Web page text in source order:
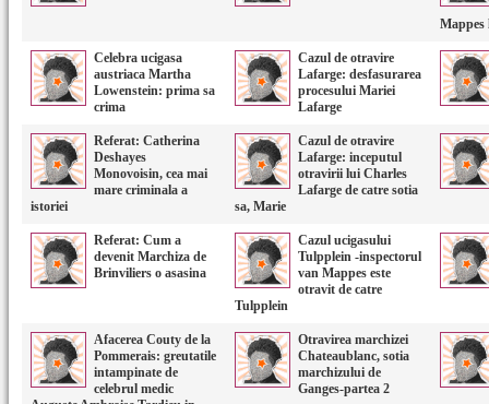
Mappes
Celebra ucigasa
austriaca Martha
Lowenstein: prima sa
crima
Cazul de otravire
Lafarge: desfasurarea
procesului Mariei
Lafarge
Referat: Catherina
Deshayes
Monovoisin, cea mai
mare criminala a
istoriei
Cazul de otravire
Lafarge: inceputul
otravirii lui Charles
Lafarge de catre sotia
sa, Marie
Referat: Cum a
devenit Marchiza de
Brinviliers o asasina
Cazul ucigasului
Tulpplein -inspectorul
van Mappes este
otravit de catre
Tulpplein
Afacerea Couty de la
Pommerais: greutatile
intampinate de
celebrul medic
Otravirea marchizei
Chateaublanc, sotia
marchizului de
Ganges-partea 2